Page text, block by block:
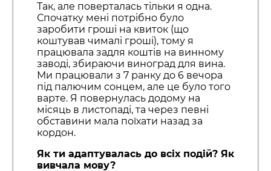
Так, але поверталась тільки я одна.
Спочатку мені потрібно було
заробити гроші на квиток (що
коштував чималі гроші), тому я
працювала задля коштів на винному
заводі, збираючи виноград для вина.
Ми працювали з 7 ранку до 6 вечора
під палючим сонцем, але це було того
варте. Я повернулась додому на
місяць в листопаді, та через певні
обставини мала поїхати назад за
кордон.
Як ти адаптувалась до всіх подій? Як
вивчала мову?